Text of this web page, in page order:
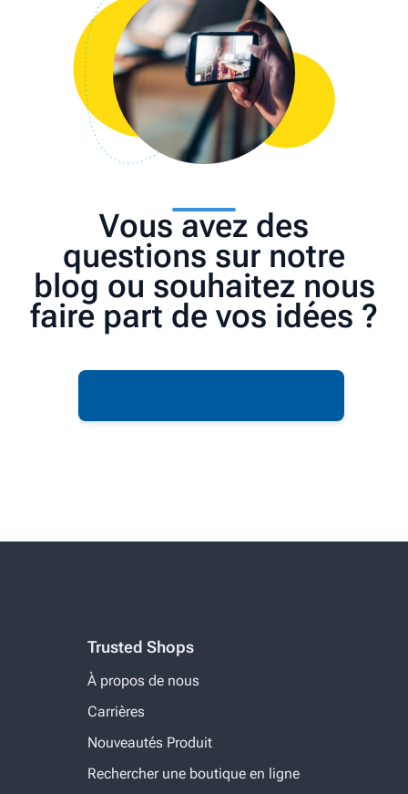
Vous avez des
questions sur notre
blog ou souhaitez nous
faire part de vos idées ?
Trusted Shops
À propos de nous
Carrières
Nouveautés Produit
Rechercher une boutique en ligne